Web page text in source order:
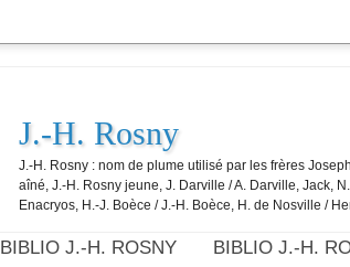
J.-H. Rosny
J.-H. Rosny : nom de plume utilisé par les frères
aîné, J.-H. Rosny jeune, J. Darville / A. Darville, Jack,
Enacryos, H.-J. Boèce / J.-H. Boèce, H. de Nosville /
BIBLIO J.-H. ROSNY BIBLIO J.-H.